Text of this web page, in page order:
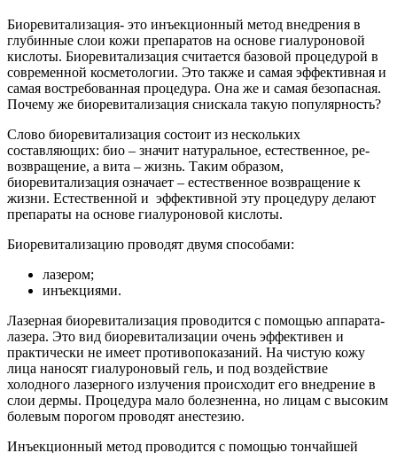
Биоревитализация- это инъекционный метод внедрения в
глубинные слои кожи препаратов на основе гиалуроновой
кислоты. Биоревитализация считается базовой процедурой в
современной косметологии. Это также и самая эффективная и
самая востребованная процедура. Она же и самая безопасная.
Почему же биоревитализация снискала такую популярность?
Слово биоревитализация состоит из нескольких
составляющих: био – значит натуральное, естественное, ре-
возвращение, а вита – жизнь. Таким образом,
биоревитализация означает – естественное возвращение к
жизни. Естественной и эффективной эту процедуру делают
препараты на основе гиалуроновой кислоты.
Биоревитализацию проводят двумя способами:
лазером;
инъекциями.
Лазерная биоревитализация проводится с помощью аппарата-
лазера. Это вид биоревитализации очень эффективен и
практически не имеет противопоказаний. На чистую кожу
лица наносят гиалуроновый гель, и под воздействие
холодного лазерного излучения происходит его внедрение в
слои дермы. Процедура мало болезненна, но лицам с высоким
болевым порогом проводят анестезию.
Инъекционный метод проводится с помощью тончайшей